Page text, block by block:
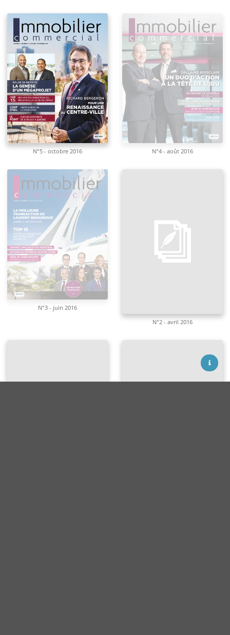
N°5 - octobre 2016 N°4 - août 2016
N°3 - juin 2016
N°2 - avril 2016